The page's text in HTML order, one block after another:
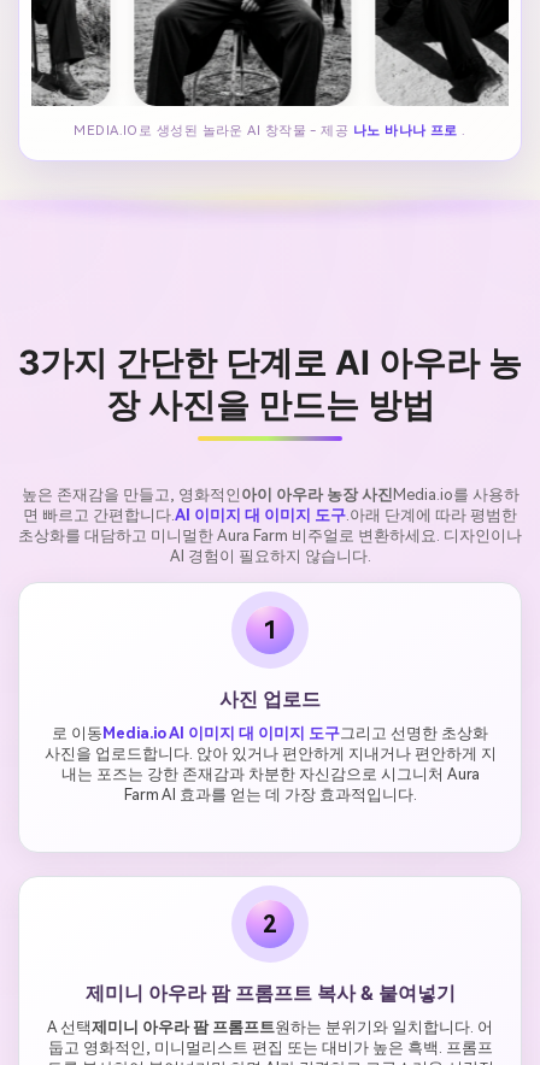
MEDIA.IO로 생성된 놀라운 AI 창작물 - 제공 나노 바나나 프로 .
3가지 간단한 단계로 AI 아우라 농
장 사진을 만드는 방법
높은 존재감을 만들고, 영화적인 아이 아우라 농장 사진 Media.io를 사용하
면 빠르고 간편합니다.AI 이미지 대 이미지 도구.아래 단계에 따라 평범한
초상화를 대담하고 미니멀한 Aura Farm 비주얼로 변환하세요. 디자인이나
AI 경험이 필요하지 않습니다.
1
사진 업로드
로 이동 Media.io AI 이미지 대 이미지 도구그리고 선명한 초상화
사진을 업로드합니다. 앉아 있거나 편안하게 지내거나 편안하게 지
내는 포즈는 강한 존재감과 차분한 자신감으로 시그니처 Aura
Farm AI 효과를 얻는 데 가장 효과적입니다.
2
제미니 아우라 팜 프롬프트 복사 & 붙여넣기
A 선택제미니 아우라 팜 프롬프트원하는 분위기와 일치합니다. 어
둡고 영화적인, 미니멀리스트 편집 또는 대비가 높은 흑백. 프롬프